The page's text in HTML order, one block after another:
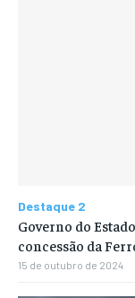
Destaque 2
Governo do
concessão da
15 de outubro de 2024